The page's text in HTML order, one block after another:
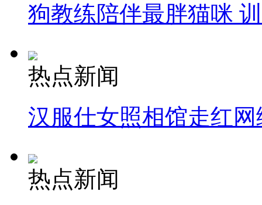
狗教练陪伴最胖猫咪
热点新闻
汉服仕女照相馆走红网
热点新闻